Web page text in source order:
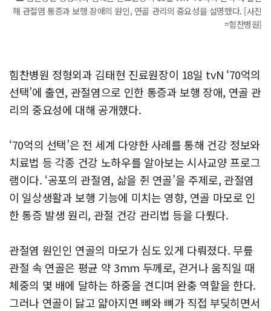
해 관절염 통증과 보행 장애의 원인, 연골 관리의 중요성을 설명했다. [사진
=힘찬병원]
힘찬병원 정형외과 김태현 진료원장이 18일 tvN ‘70억의
선택’에 출연, 관절염으로 인한 통증과 보행 장애, 연골 관
리의 중요성에 대해 공개했다.
‘70억의 선택’은 전 세계 다양한 사례를 통해 건강 정보와
치료법 등 각종 건강 노하우를 알아보는 시사교양 프로그
램이다. ‘공포의 관절염, 삶을 쥔 연골’을 주제로, 관절염
이 일상생활과 보행 기능에 미치는 영향, 연골 마모로 인
한 통증 발생 원리, 관절 건강 관리법 등을 다뤘다.
관절염 원인인 연골의 마모가 심도 있게 다뤄졌다. 무릎
관절 속 연골은 평균 약 3mm 두께로, 걷거나 움직일 때
체중의 몇 배에 달하는 하중을 견디며 완충 역할을 한다.
그러나 연골이 닳고 얇아지면 뼈와 뼈가 직접 부딪히면서